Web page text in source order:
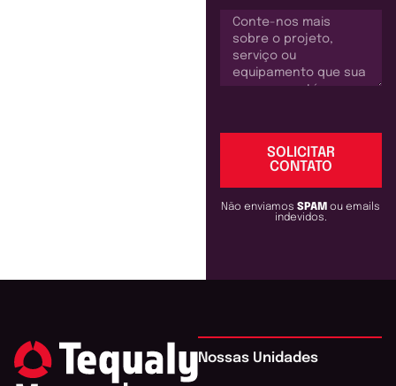
SOLICITAR
CONTATO
Não enviamosSPAMou emails
indevidos.
Nossas Unidades